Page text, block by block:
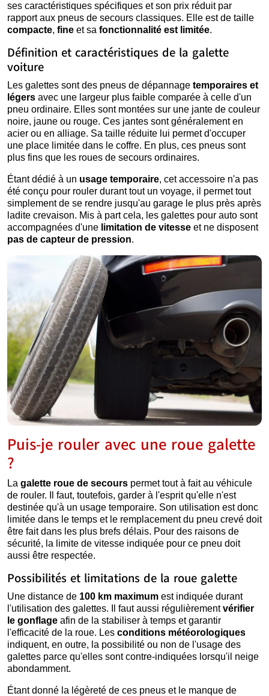
ses caractéristiques spécifiques et son prix réduit par
rapport aux pneus de secours classiques. Elle est de taille
compacte, fine et sa fonctionnalité est limitée.
Définition et caractéristiques de la galette
voiture
Les galettes sont des pneus de dépannage temporaires et
légers avec une largeur plus faible comparée à celle d'un
pneu ordinaire. Elles sont montées sur une jante de couleur
noire, jaune ou rouge. Ces jantes sont généralement en
acier ou en alliage. Sa taille réduite lui permet d'occuper
une place limitée dans le coffre. En plus, ces pneus sont
plus fins que les roues de secours ordinaires.
Étant dédié à un usage temporaire, cet accessoire n'a pas
été conçu pour rouler durant tout un voyage, il permet tout
simplement de se rendre jusqu'au garage le plus près après
ladite crevaison. Mis à part cela, les galettes pour auto sont
accompagnées d'une limitation de vitesse et ne disposent
pas de capteur de pression.
Puis-je rouler avec une roue galette
?
La galette roue de secours permet tout à fait au véhicule
de rouler. Il faut, toutefois, garder à l'esprit qu'elle n'est
destinée qu'à un usage temporaire. Son utilisation est donc
limitée dans le temps et le remplacement du pneu crevé doit
être fait dans les plus brefs délais. Pour des raisons de
sécurité, la limite de vitesse indiquée pour ce pneu doit
aussi être respectée.
Possibilités et limitations de la roue galette
Une distance de 100 km maximum est indiquée durant
l'utilisation des galettes. Il faut aussi régulièrementvérifier
le gonflage afin de la stabiliser à temps et garantir
l'efficacité de la roue. Les conditions météorologiques
indiquent, en outre, la possibilité ou non de l'usage des
galettes parce qu'elles sont contre-indiquées lorsqu'il neige
abondamment.
Étant donné la légèreté de ces pneus et le manque de